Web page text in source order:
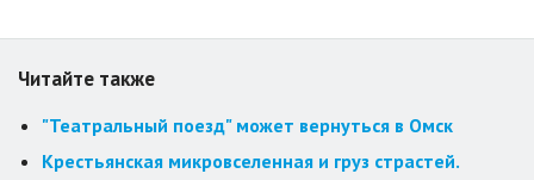
Читайте также
"Театральный поезд" может вернуться в Омск
Крестьянская микровселенная и груз страстей.